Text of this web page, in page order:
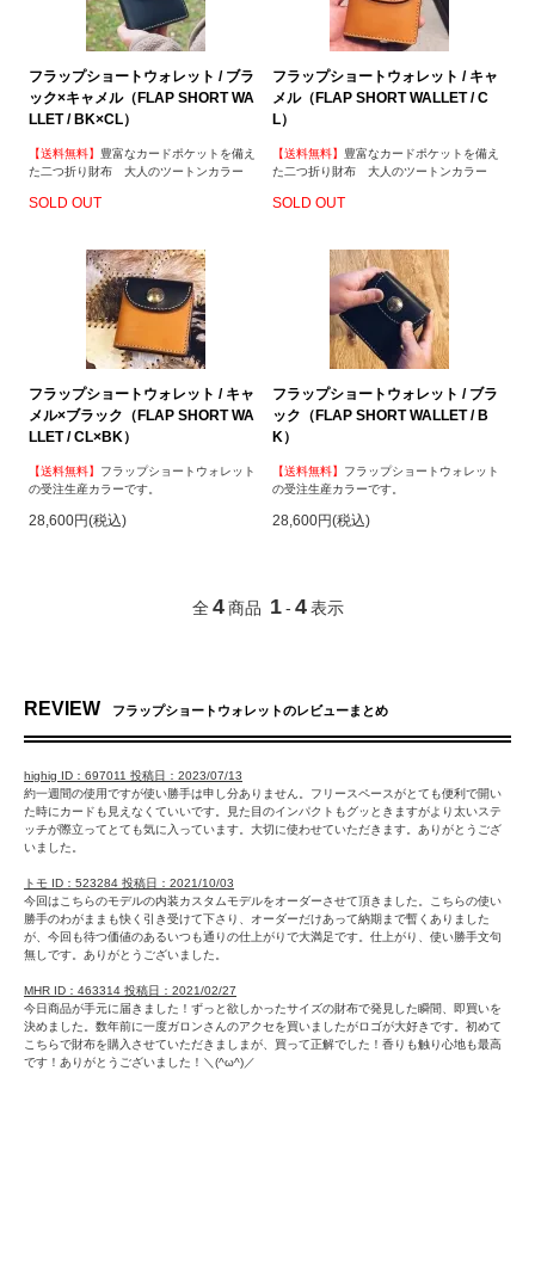
フラップショートウォレット / ブラ
ック×キャメル（FLAP SHORT WA
LLET / BK×CL）
【送料無料】 豊富なカードポケットを備え
た二つ折り財布 大人のツートンカラー
SOLD OUT
フラップショートウォレット / キャ
メル（FLAP SHORT WALLET / C
L）
【送料無料】 豊富なカードポケットを備え
た二つ折り財布 大人のツートンカラー
SOLD OUT
フラップショートウォレット / キャ
メル×ブラック（FLAP SHORT WA
LLET / CL×BK）
【送料無料】 フラップショートウォレット
の受注生産カラーです。
28,600円(税込)
フラップショートウォレット / ブラ
ック（FLAP SHORT WALLET / B
K）
【送料無料】 フラップショートウォレット
の受注生産カラーです。
28,600円(税込)
全 4 商品 1 - 4 表示
REVIEW フラップショートウォレットのレビューまとめ
highig ID：697011 投稿日：2023/07/13
約一週間の使用ですが使い勝手は申し分ありません。フリースペースがとても便利で開い
た時にカードも見えなくていいです。見た目のインパクトもグッときますがより太いステ
ッチが際立ってとても気に入っています。大切に使わせていただきます。ありがとうござ
いました。
トモ ID：523284 投稿日：2021/10/03
今回はこちらのモデルの内装カスタムモデルをオーダーさせて頂きました。こちらの使い
勝手のわがままも快く引き受けて下さり、オーダーだけあって納期まで暫くありました
が、今回も待つ価値のあるいつも通りの仕上がりで大満足です。仕上がり、使い勝手文句
無しです。ありがとうございました。
MHR ID：463314 投稿日：2021/02/27
今日商品が手元に届きました！ずっと欲しかったサイズの財布で発見した瞬間、即買いを
決めました。数年前に一度ガロンさんのアクセを買いましたがロゴが大好きです。初めて
こちらで財布を購入させていただきましまが、買って正解でした！香りも触り心地も最高
です！ありがとうございました！＼(^ω^)／